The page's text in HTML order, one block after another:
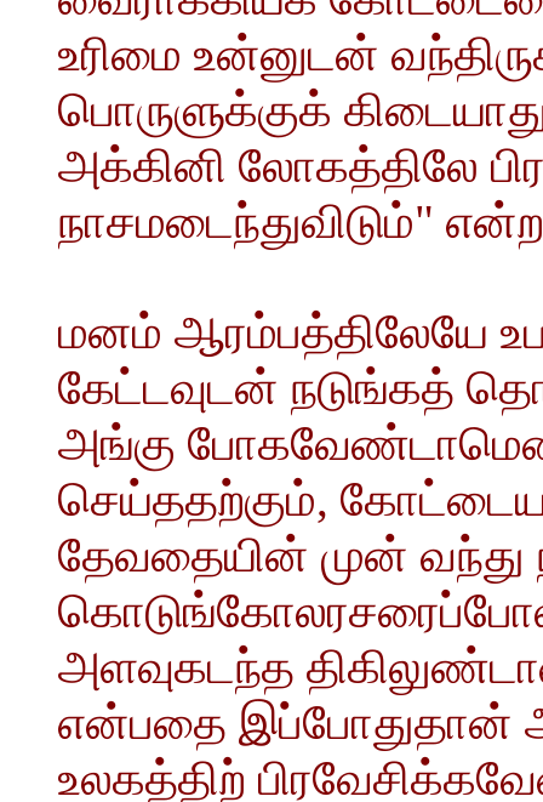
உரிமை உன்னுடன்
பொருளுக்குக்
அக்கினி லோகத்திலே
நாசமடைந்துவிடும்"
மனம் ஆரம்பத்திலேயே
கேட்டவுடன் நடுங்கத்
அங்கு
செய்ததற்கும்,
தேவதையின் முன் வந்து
அளவுகடந்த
என்பதை இப்போதுதான்
உலகத்திற்